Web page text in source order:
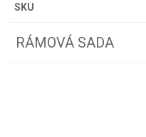
SKU
RÁMOVÁ SADA